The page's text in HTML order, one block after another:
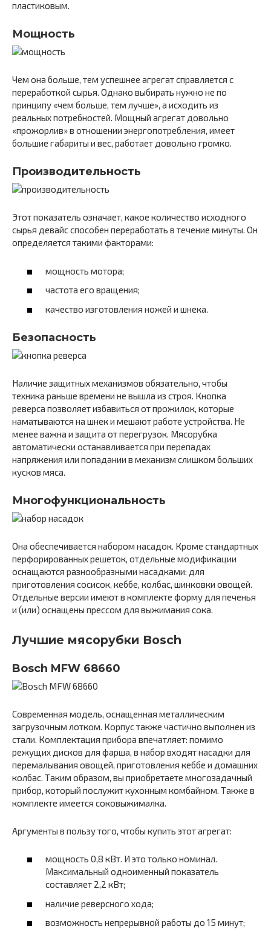
пластиковым.
Мощность
Чем она больше, тем успешнее агрегат справляется с
переработкой сырья. Однако выбирать нужно не по
принципу «чем больше, тем лучше», а исходить из
реальных потребностей. Мощный агрегат довольно
«прожорлив» в отношении энергопотребления, имеет
большие габариты и вес, работает довольно громко.
Производительность
Этот показатель означает, какое количество исходного
сырья девайс способен переработать в течение минуты. Он
определяется такими факторами:
мощность мотора;
частота его вращения;
качество изготовления ножей и шнека.
Безопасность
Наличие защитных механизмов обязательно, чтобы
техника раньше времени не вышла из строя. Кнопка
реверса позволяет избавиться от прожилок, которые
наматываются на шнек и мешают работе устройства. Не
менее важна и защита от перегрузок. Мясорубка
автоматически останавливается при перепадах
напряжения или попадании в механизм слишком больших
кусков мяса.
Многофункциональность
Она обеспечивается набором насадок. Кроме стандартных
перфорированных решеток, отдельные модификации
оснащаются разнообразными насадками: для
приготовления сосисок, кеббе, колбас, шинковки овощей.
Отдельные версии имеют в комплекте форму для печенья
и (или) оснащены прессом для выжимания сока.
Лучшие мясорубки Bosch
Bosch MFW 68660
Современная модель, оснащенная металлическим
загрузочным лотком. Корпус также частично выполнен из
стали. Комплектация прибора впечатляет: помимо
режущих дисков для фарша, в набор входят насадки для
перемалывания овощей, приготовления кеббе и домашних
колбас. Таким образом, вы приобретаете многозадачный
прибор, который послужит кухонным комбайном. Также в
комплекте имеется соковыжималка.
Аргументы в пользу того, чтобы купить этот агрегат:
мощность 0,8 кВт. И это только номинал.
Максимальный одноименный показатель
составляет 2,2 кВт;
наличие реверсного хода;
возможность непрерывной работы до 15 минут;